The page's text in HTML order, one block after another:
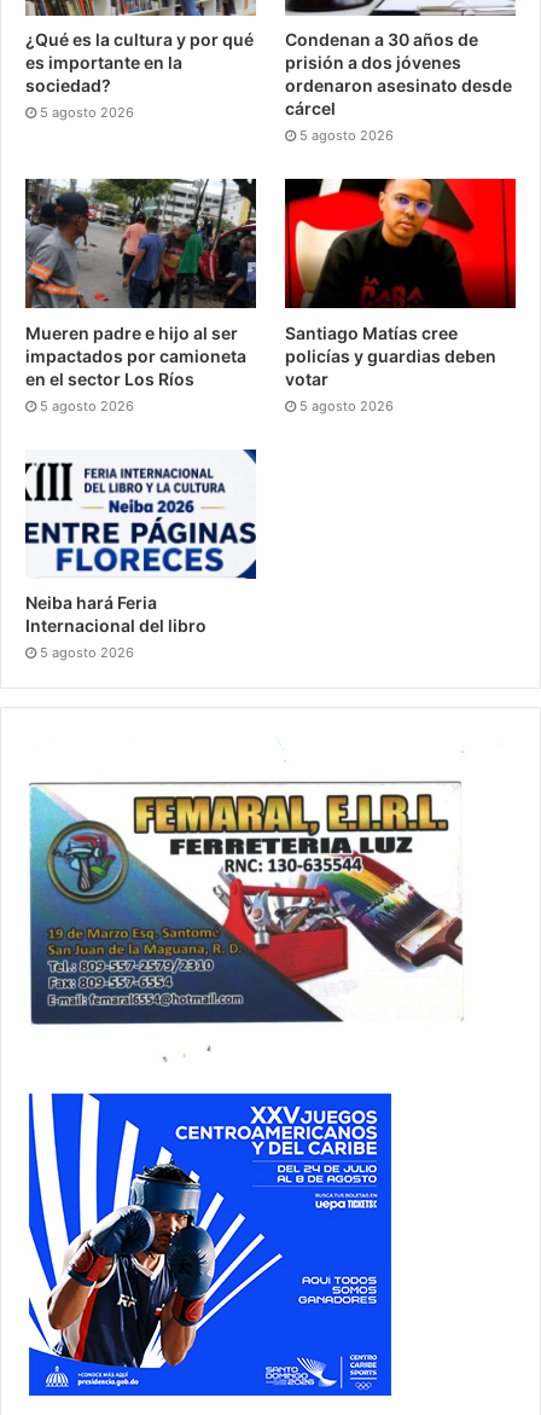
¿Qué es la cultura y por qué
es importante en la
sociedad?
5 agosto 2026
Condenan a 30 años de
prisión a dos jóvenes
ordenaron asesinato desde
cárcel
5 agosto 2026
Mueren padre e hijo al ser
impactados por camioneta
en el sector Los Ríos
5 agosto 2026
Santiago Matías cree
policías y guardias deben
votar
5 agosto 2026
Neiba hará Feria
Internacional del libro
5 agosto 2026